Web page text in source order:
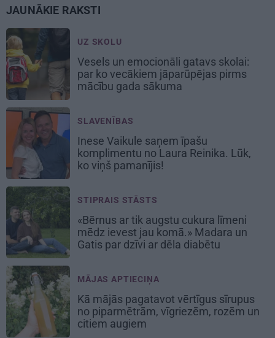
JAUNĀKIE RAKSTI
UZ SKOLU
Vesels un emocionāli gatavs skolai:
par ko vecākiem jāparūpējas pirms
mācību gada sākuma
SLAVENĪBAS
Inese Vaikule saņem īpašu
komplimentu no Laura Reinika. Lūk,
ko viņš pamanījis!
STIPRAIS STĀSTS
«Bērnus ar tik augstu cukura līmeni
mēdz ievest jau komā.» Madara un
Gatis par dzīvi ar dēla diabētu
MĀJAS APTIECIŅA
Kā mājās pagatavot vērtīgus sīrupus
no piparmētrām, vīgriezēm, rozēm un
citiem augiem